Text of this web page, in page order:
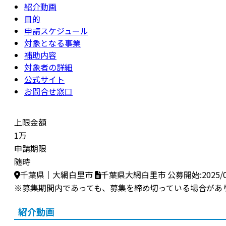
紹介動画
目的
申請スケジュール
対象となる事業
補助内容
対象者の詳細
公式サイト
お問合せ窓口
上限金額
1万
申請期限
随時
千葉県｜大網白里市
千葉県大網白里市 公募開始
※募集期間内であっても、募集を締め切っている場合があ
紹介動画